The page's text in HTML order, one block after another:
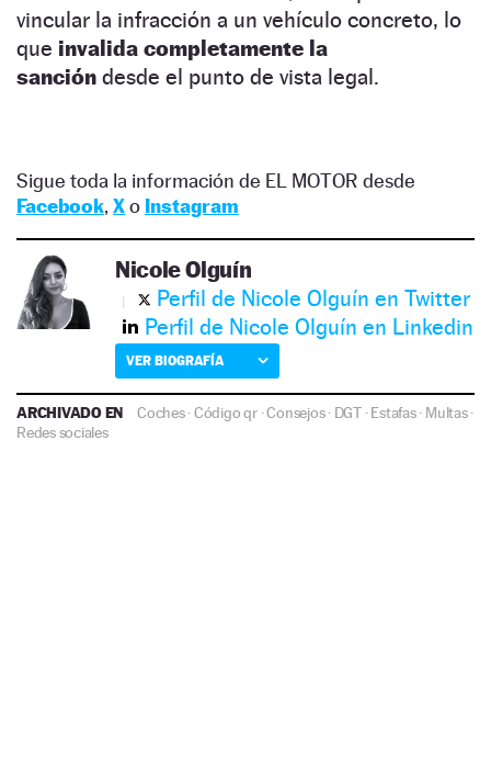
vincular la infracción a un vehículo concreto, lo
que invalida completamente la
sanción desde el punto de vista legal.
Sigue toda la información de EL MOTOR desde
Facebook, Xo Instagram
Nicole Olguín
Perfil de Nicole Olguín en Twitter
Perfil de Nicole Olguín en Linkedin
VER BIOGRAFÍA
ARCHIVADO EN Coches·Código qr·Consejos· DGT ·Estafas· Multas·
Redes sociales